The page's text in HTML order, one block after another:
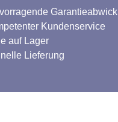
Kundenservice
auf Lager
Lieferung